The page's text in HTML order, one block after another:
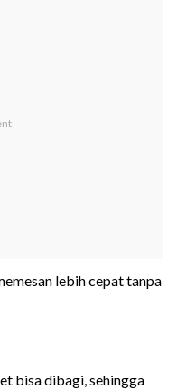
lebih cepat tanpa
bisa dibagi, sehingga